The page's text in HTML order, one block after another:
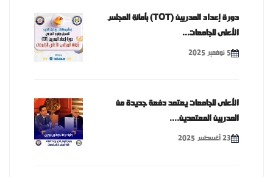
دورة إعداد المدربين (TOT) بأمانة المجلس
الأعلى للجامعات...
5 نوفمبر 2025
الأعلى للجامعات يعتمد دفعة جديدة من
المدربين المعتمدين....
23 أغسطس 2025